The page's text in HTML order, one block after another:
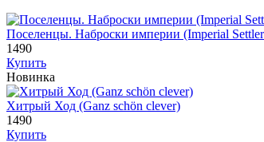
Поселенцы. Наброски империи (Imperial
1490
Купить
Новинка
Хитрый Ход (Ganz schön clever)
1490
Купить